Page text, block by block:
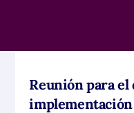
Reunión para el